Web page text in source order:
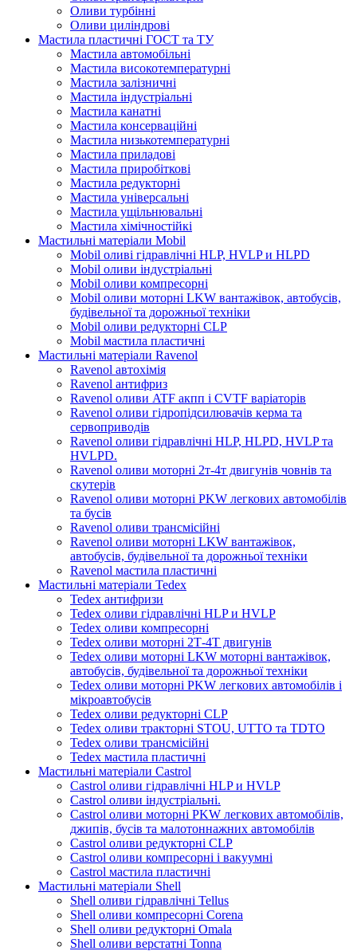
Оливи турбінні
Оливи циліндрові
Мастила пластичні ГОСТ та ТУ
Мастила автомобільні
Мастила високотемпературні
Мастила залізничні
Мастила індустріальні
Мастила канатні
Мастила консерваційні
Мастила низькотемпературні
Мастила приладові
Мастила приробіткові
Мастила редукторні
Мастила універсальні
Мастила ущільнювальні
Мастила хімічностійкі
Мастильні матеріали Mobil
Mobil оливі гідравлічні HLP, HVLP и HLPD
Mobil оливи індустріальні
Mobil оливи компресорні
Mobil оливи моторні LKW вантажівок, автобусів,
будівельної та дорожньої техніки
Mobil оливи редукторні CLP
Mobil мастила пластичні
Мастильні матеріали Ravenol
Ravenol автохімія
Ravenol антифриз
Ravenol оливи ATF акпп і CVTF варіаторів
Ravenol оливи гідропідсилювачів керма та
сервоприводів
Ravenol оливи гідравлічні HLP, HLPD, HVLP та
HVLPD.
Ravenol оливи моторні 2т-4т двигунів човнів та
скутерів
Ravenol оливи моторні PKW легкових автомобілів
та бусів
Ravenol оливи трансмісійні
Ravenol оливи моторні LKW вантажівок,
автобусів, будівельної та дорожньої техніки
Ravenol мастила пластичні
Мастильні матеріали Tedex
Tedex антифризи
Tedex оливи гідравлічні HLP и HVLP
Tedex оливи компресорні
Tedex оливи моторні 2Т-4Т двигунів
Tedex оливи моторні LKW моторні вантажівок,
автобусів, будівельної та дорожньої техніки
Tedex оливи моторні PKW легкових автомобілів і
мікроавтобусів
Tedex оливи редукторні CLP
Tedex оливи тракторні STOU, UTTO та TDTO
Tedex оливи трансмісійні
Tedex мастила пластичні
Мастильні матеріали Castrol
Castrol оливи гідравлічні HLP и HVLP
Castrol оливи індустріальні.
Castrol оливи моторні PKW легкових автомобілів,
джипів, бусів та малотоннажних автомобілів
Castrol оливи редукторні CLP
Castrol оливи компресорні і вакуумні
Castrol мастила пластичні
Мастильні матеріали Shell
Shell оливи гідравлічні Tellus
Shell оливи компресорні Corena
Shell оливи редукторні Omala
Shell оливи верстатні Tonna